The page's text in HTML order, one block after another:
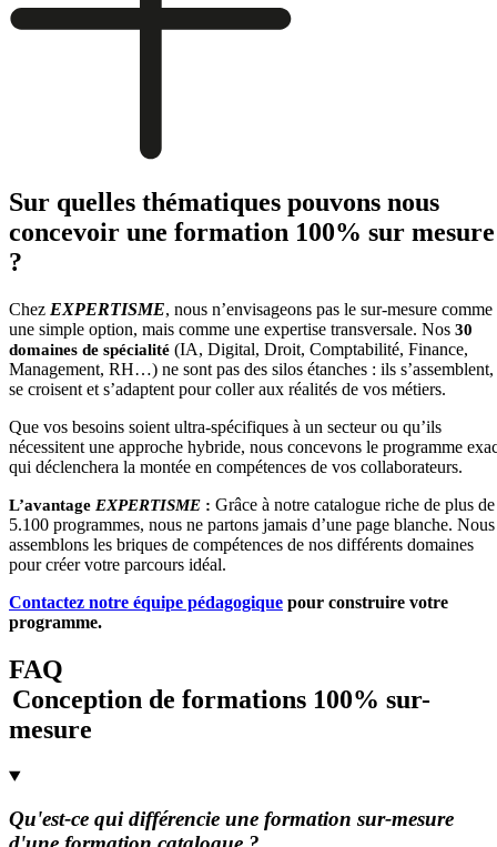
Sur quelles thématiques pouvons nous
concevoir une formation 100% sur mesure
?
Chez EXPERTISME, nous n’envisageons pas le sur-mesure comme
une simple option, mais comme une expertise transversale. Nos 30
domaines de spécialité (IA, Digital, Droit, Comptabilité, Finance,
Management, RH…) ne sont pas des silos étanches : ils s’assemblent,
se croisent et s’adaptent pour coller aux réalités de vos métiers.
Que vos besoins soient ultra-spécifiques à un secteur ou qu’ils
nécessitent une approche hybride, nous concevons le programme
qui déclenchera la montée en compétences de vos collaborateurs.
L’avantage EXPERTISME : Grâce à notre catalogue riche de plus de
5.100 programmes, nous ne partons jamais d’une page blanche. Nous
assemblons les briques de compétences de nos différents domaines
pour créer votre parcours idéal.
Contactez notre équipe pédagogique pour construire votre
programme.
FAQ
Conception de formations 100% sur-
mesure
Qu'est-ce qui différencie une formation sur-mesure